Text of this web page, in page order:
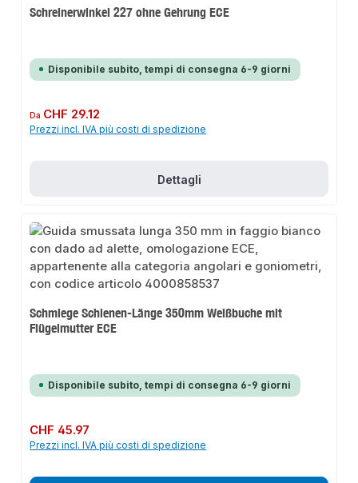
Schreinerwinkel 227 ohne Gehrung ECE
Disponibile subito, tempi di consegna 6-9 giorni
Prezzo normale:
Da CHF 29.12
Prezzi incl. IVA più costi di spedizione
Dettagli
Schmiege Schienen-Länge 350mm Weißbuche mit
Flügelmutter ECE
Disponibile subito, tempi di consegna 6-9 giorni
Prezzo normale:
CHF 45.97
Prezzi incl. IVA più costi di spedizione